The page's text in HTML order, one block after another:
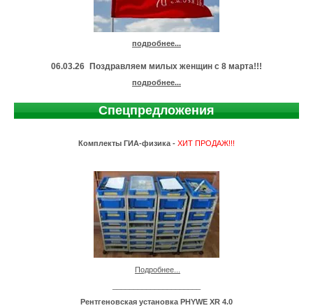
подробнее...
06.03.26 Поздравляем милых женщин с 8 марта!!!
подробнее...
Спецпредложения
Комплекты ГИА-физика - ХИТ ПРОДАЖ!!!
Подробнее...
Рентгеновская установка PHYWE XR 4.0